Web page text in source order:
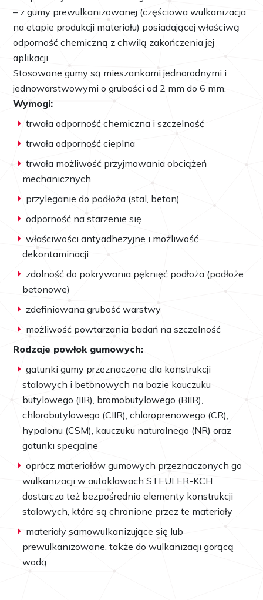
– z gumy prewulkanizowanej (częściowa wulkanizacja
na etapie produkcji materiału) posiadającej właściwą
odporność chemiczną z chwilą zakończenia jej
aplikacji.
Stosowane gumy są mieszankami jednorodnymi i
jednowarstwowymi o grubości od 2 mm do 6 mm.
Wymogi:
trwała odporność chemiczna i szczelność
trwała odporność cieplna
trwała możliwość przyjmowania obciążeń
mechanicznych
przyleganie do podłoża (stal, beton)
odporność na starzenie się
właściwości antyadhezyjne i możliwość
dekontaminacji
zdolność do pokrywania pęknięć podłoża (podłoże
betonowe)
zdefiniowana grubość warstwy
możliwość powtarzania badań na szczelność
Rodzaje powłok gumowych:
gatunki gumy przeznaczone dla konstrukcji
stalowych i betonowych na bazie kauczuku
butylowego (IIR), bromobutylowego (BIIR),
chlorobutylowego (CIIR), chloroprenowego (CR),
hypalonu (CSM), kauczuku naturalnego (NR) oraz
gatunki specjalne
oprócz materiałów gumowych przeznaczonych go
wulkanizacji w autoklawach STEULER-KCH
dostarcza też bezpośrednio elementy konstrukcji
stalowych, które są chronione przez te materiały
materiały samowulkanizujące się lub
prewulkanizowane, także do wulkanizacji gorącą
wodą